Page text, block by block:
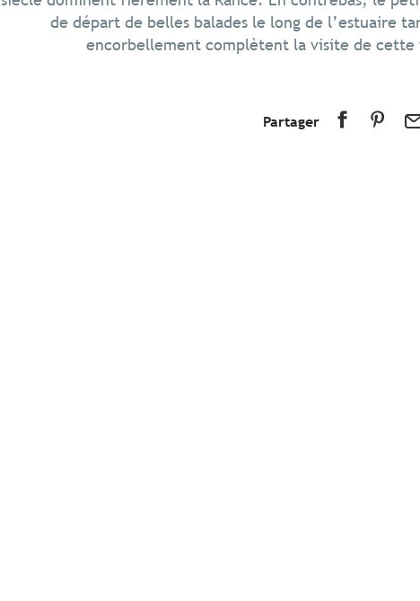
de départ de belles balades le long de l’estuaire
encorbellement complètent la visite de cette
Partager